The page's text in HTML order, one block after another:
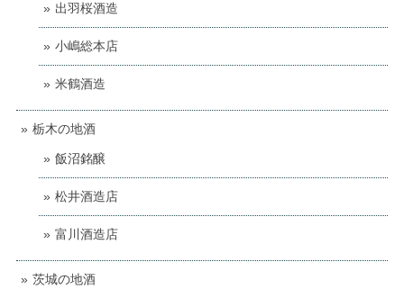
出羽桜酒造
小嶋総本店
米鶴酒造
栃木の地酒
飯沼銘醸
松井酒造店
富川酒造店
茨城の地酒